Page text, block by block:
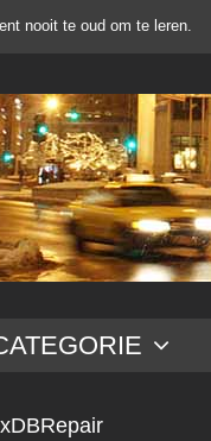
nooit te oud om te leren.